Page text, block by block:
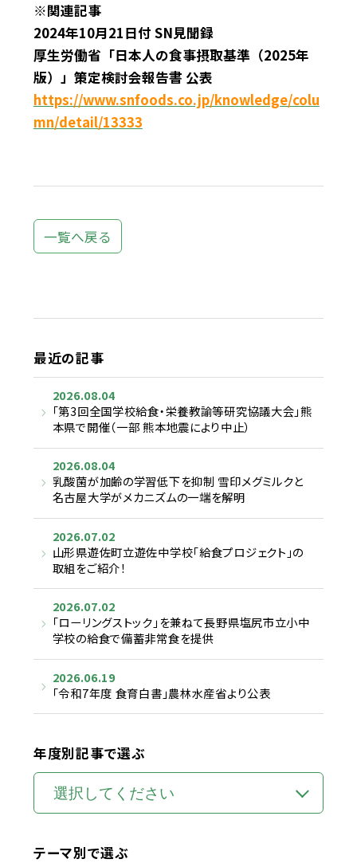
※関連記事
2024年10月21日付 SN見聞録
厚生労働省「日本人の食事摂取基準（2025年
版）」策定検討会報告書 公表
https://www.snfoods.co.jp/knowledge/colu
mn/detail/13333
一覧へ戻る
最近の記事
2026.08.04
「第3回全国学校給食・栄養教諭等研究協議大会」熊
本県で開催（一部 熊本地震により中止）
2026.08.04
乳酸菌が加齢の学習低下を抑制 雪印メグミルクと
名古屋大学がメカニズムの一端を解明
2026.07.02
山形県遊佐町立遊佐中学校「給食プロジェクト」の
取組をご紹介！
2026.07.02
「ローリングストック」を兼ねて長野県塩尻市立小中
学校の給食で備蓄非常食を提供
2026.06.19
「令和7年度 食育白書」農林水産省より公表
年度別記事で選ぶ
テーマ別で選ぶ